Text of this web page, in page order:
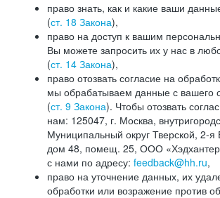
право знать, как и какие ваши
(ст. 18 Закона),
право на доступ к вашим
Вы можете запросить их у нас в
(ст. 14 Закона),
право отозвать согласие на
мы обрабатываем данные с вашего
(ст. 9 Закона). Чтобы отозвать
нам: 125047, г. Москва,
Муниципальный округ Тверской, 2-я
дом 48, помещ. 25, ООО
с нами по адресу: feedback@hh.ru,
право на уточнение данных, их
обработки или возражение против